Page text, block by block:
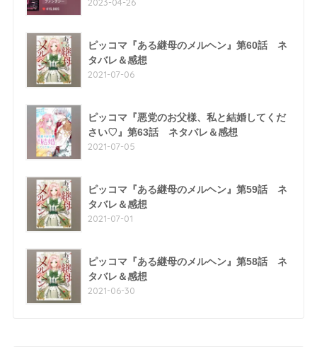
ピッコマ『ある継母のメルヘン』第60話 ネ
タバレ＆感想
2021-07-06
ピッコマ『悪党のお父様、私と結婚してくだ
さい♡』第63話 ネタバレ＆感想
2021-07-05
ピッコマ『ある継母のメルヘン』第59話 ネ
タバレ＆感想
2021-07-01
ピッコマ『ある継母のメルヘン』第58話 ネ
タバレ＆感想
2021-06-30